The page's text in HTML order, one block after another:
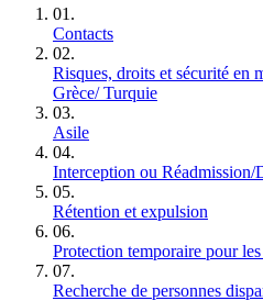
01.
Contacts
02.
Risques, droits et sécurité en
Grèce/ Turquie
03.
Asile
04.
Interception ou
05.
Rétention et expulsion
06.
Protection temporaire pour
07.
Recherche de personnes